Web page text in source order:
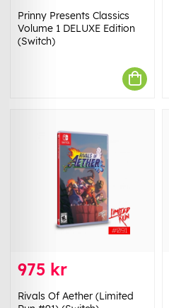
Prinny Presents Classics
Volume 1 DELUXE Edition
(Switch)
975 kr
Rivals Of Aether (Limited